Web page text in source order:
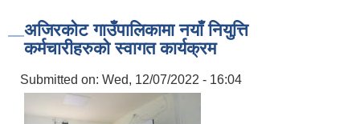
अजिरकाेट गाउँपालिकामा नयाँ नियुत्ति
कर्मचारीहरुकाे स्वागत कार्यक्रम
Submitted on: Wed, 12/07/2022 - 16:04